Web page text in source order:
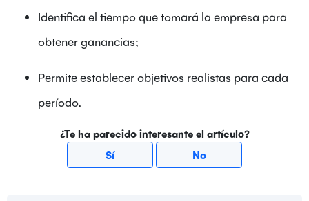
Identifica el tiempo que tomará la empresa para
obtener ganancias;
Permite establecer objetivos realistas para cada
período.
¿Te ha parecido interesante el artículo?
Sí
No